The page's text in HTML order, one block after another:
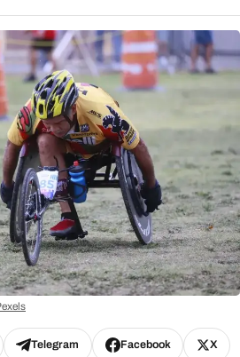
Telegram Facebook X